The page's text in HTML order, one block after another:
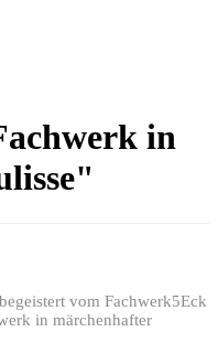
in
vom Fachwerk5Eck
in märchenhafter